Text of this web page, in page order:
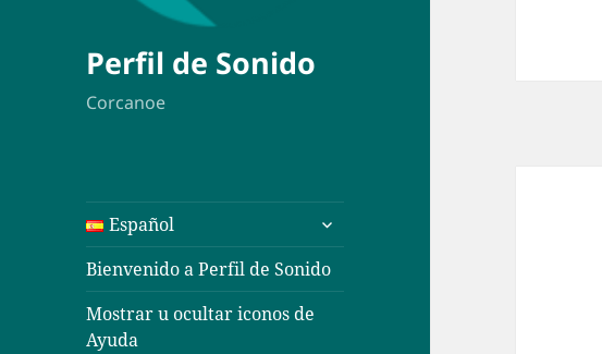
Perfil de Sonido
Corcanoe
Español
expande
el
menú
inferior
Bienvenido a Perfil de Sonido
Mostrar u ocultar iconos de
Ayuda